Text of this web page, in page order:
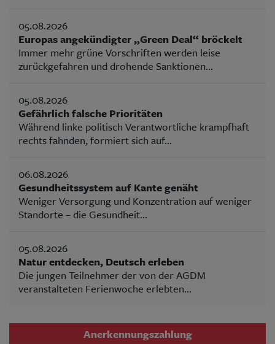
05.08.2026
Europas angekündigter „Green Deal“ bröckelt
Immer mehr grüne Vorschriften werden leise
zurückgefahren und drohende Sanktionen...
05.08.2026
Gefährlich falsche Prioritäten
Während linke politisch Verantwortliche krampfhaft
rechts fahnden, formiert sich auf...
06.08.2026
Gesundheitssystem auf Kante genäht
Weniger Versorgung und Konzentration auf weniger
Standorte – die Gesundheit...
05.08.2026
Natur entdecken, Deutsch erleben
Die jungen Teilnehmer der von der AGDM
veranstalteten Ferienwoche erlebten...
Anerkennungszahlung